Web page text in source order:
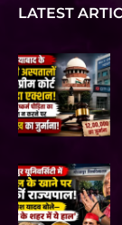
LATEST